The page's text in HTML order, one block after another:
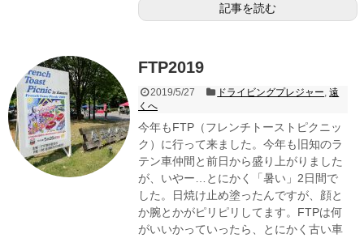
記事を読む
FTP2019
2019/5/27 ドライビングプレジャー,遠
くへ
今年もFTP（フレンチトーストピクニッ
ク）に行って来ました。今年も旧知のラ
テン車仲間と前日から盛り上がりました
が、いやー…とにかく「暑い」2日間で
した。日焼け止め塗ったんですが、顔と
か腕とかがピリピリしてます。FTPは何
がいいかっていったら、とにかく古い車